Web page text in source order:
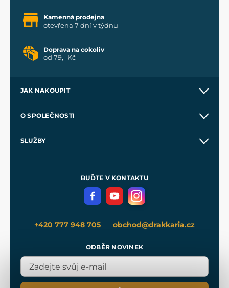
Kamenná prodejna
otevřena 7 dní v týdnu
Doprava na cokoliv
od 79,- Kč
JAK NAKOUPIT
Velkoobchod
O SPOLEČNOSTI
SLUŽBY
Meče pro Kingdom Come
BUĎTE V KONTAKTU
+420 777 948 705 obchod@drakkaria.cz
ODBĚR NOVINEK